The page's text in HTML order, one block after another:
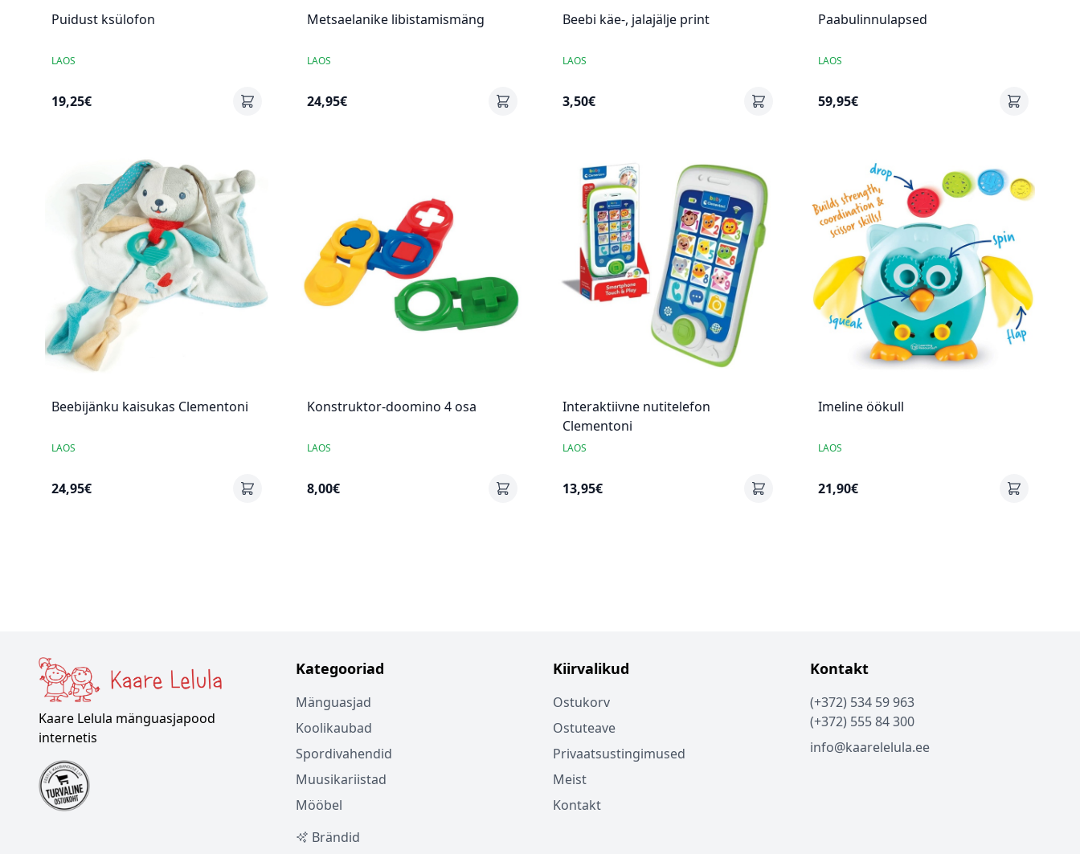
Puidust ksülofon
LAOS
19,25€
Metsaelanike libistamismäng
LAOS
24,95€
Beebi käe-, jalajälje print
LAOS
3,50€
Paabulinnulapsed
LAOS
59,95€
Beebijänku kaisukas Clementoni
LAOS
24,95€
Konstruktor-doomino 4 osa
LAOS
8,00€
Interaktiivne nutitelefon
Clementoni
LAOS
13,95€
Imeline öökull
LAOS
21,90€
Kaare Lelula mänguasjapood
internetis
Kategooriad
Mänguasjad
Koolikaubad
Spordivahendid
Muusikariistad
Mööbel
Brändid
Kiirvalikud
Ostukorv
Ostuteave
Privaatsustingimused
Meist
Kontakt
Kontakt
(+372) 534 59 963
(+372) 555 84 300
info@kaarelelula.ee